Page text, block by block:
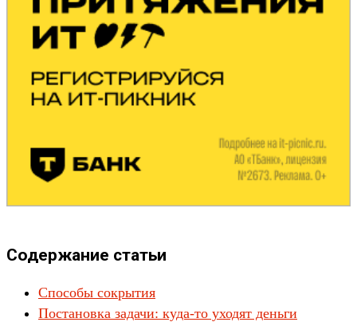
Содержание статьи
Способы сокрытия
Постановка задачи: куда-то уходят деньги